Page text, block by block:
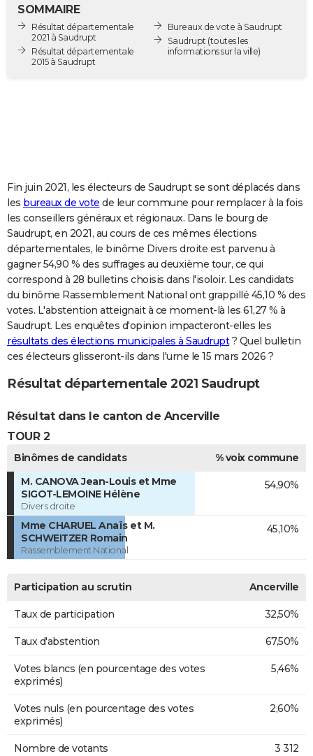
Destinations
City break
Voyage nature
Voyage de noces
Forum
Climat
GUIDES D'ACHAT
COPAINS D'AVANT
Se connecter
Collèges
Universités
Entreprises
Service militaire
Avis de recherche
AVIS DE DÉCÈS
FORUM
Bricolage
Lifestyle
Culture
Sport
Auto
Television
Voyage
Cinema
SOMMAIRE
Résultat départementale
2021 à Saudrupt
Résultat départementale
2015 à Saudrupt
Bureaux de vote à Saudrupt
Saudrupt (toutes les
informations sur la ville)
Fin juin 2021, les électeurs de Saudrupt se sont déplacés dans
les bureaux de vote de leur commune pour remplacer à la fois
les conseillers généraux et régionaux. Dans le bourg de
Saudrupt, en 2021, au cours de ces mêmes élections
départementales, le binôme Divers droite est parvenu à
gagner 54,90 % des suffrages au deuxième tour, ce qui
correspond à 28 bulletins choisis dans l'isoloir. Les candidats
du binôme Rassemblement National ont grappillé 45,10 % des
votes. L'abstention atteignait à ce moment-là les 61,27 % à
Saudrupt. Les enquêtes d'opinion impacteront-elles les
résultats des élections municipales à Saudrupt? Quel bulletin
ces électeurs glisseront-ils dans l'urne le 15 mars 2026 ?
Résultat départementale 2021 Saudrupt
Résultat dans le canton de Ancerville
TOUR 2
Binômes de candidats
% voix commune
M. CANOVA Jean-Louis et Mme
SIGOT-LEMOINE Hélène
Divers droite
54,90%
Mme CHARUEL Anaïs et M.
SCHWEITZER Romain
Rassemblement National
45,10%
Participation au scrutin Ancerville
Taux de participation 32,50%
Taux d'abstention 67,50%
Votes blancs (en pourcentage des votes
exprimés)
5,46%
Votes nuls (en pourcentage des votes
exprimés)
2,60%
Nombre de votants 3 312